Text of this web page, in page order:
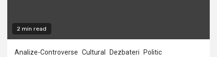
2 min read
Analize-Controverse Cultural Dezbateri
Politic